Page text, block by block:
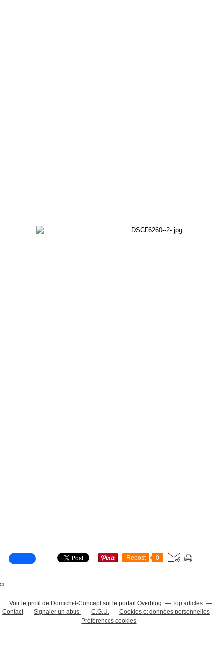
Repost 0
◘
Voir le profil de Domichef-Conceptsur le portail Overblog
Top articles
Contact
Signaler un abus C.G.U.
Cookies et données personnelles
Préférences cookies